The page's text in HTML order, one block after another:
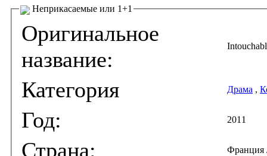
Неприкасаемые или 1+1
Оригинальное
название:
Категория Драма ,
Год: 2011
Страна: Франция